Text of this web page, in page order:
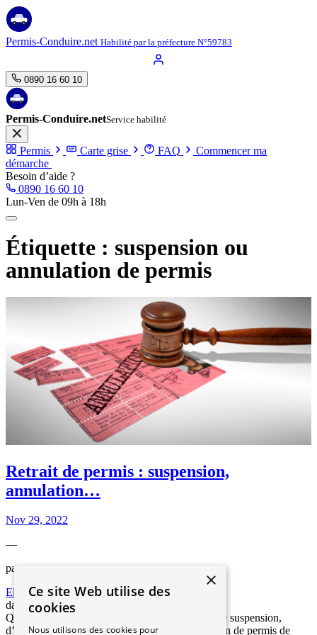
Aller
au
contenu
Permis-Conduire.net Habilité par la préfecture N°59783
0890 16 60 10
Permis-Conduire.netService habilité
Permis Carte grise FAQ
Commencer ma
démarche
Besoin d’aide ?
0890 16 60 10
Lun-Ven de 09h à 18h
Étiquette : suspension ou
annulation de permis
Retrait de permis : suspension,
annulation…
Nov 29, 2022
—
par
Elizabeth NGUYEN
dans Les démarches ANTS
Quel conducteur n’a pas encore entendu parler de suspension,
d’annulation, d’invalidation ou encore de rétention de permis de
×
Ce site Web utilise des
cookies
Nous utilisons des cookies pour